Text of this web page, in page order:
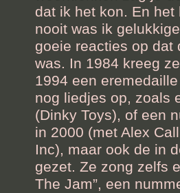
dat ik het kon. En
nooit was ik
goeie reacties op dat
was. In 1984 kreeg
1994 een
nog liedjes op, zoals
(Dinky Toys), of een
in 2000 (met Alex
Inc), maar ook de in
gezet. Ze zong zelfs
The Jam”, een